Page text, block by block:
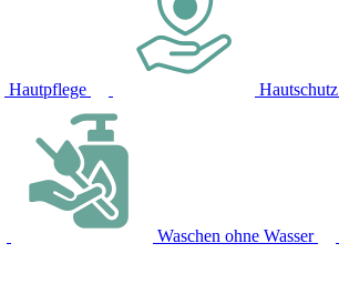
Hautpflege Hautschutz
Waschen ohne Wasser